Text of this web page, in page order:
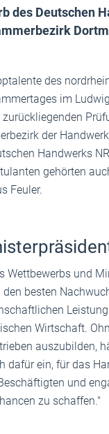
des Deutschen
des
im
der
Handwerks
gehörten
Feuler.
Wettbewerbs und
besten
Wirtschaft.
auszubilden,
dafür ein, für das
und
zu schaffen."